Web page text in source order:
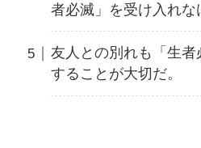
者必滅」を受け入れな
友人との別れも「生
することが大切だ。